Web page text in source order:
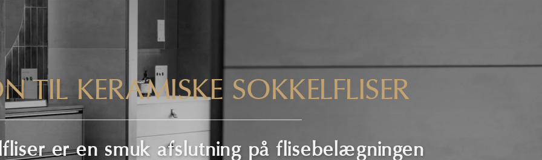
TIL KERAMISKE SOKKELFLISER
er en smuk afslutning på flisebelægningen